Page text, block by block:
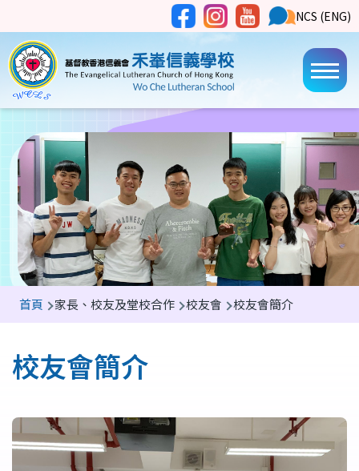
Social
Media
NCS
Button
NCS (ENG)
Main
導
連
結
首頁 家長、校友及堂校合作 校友會 校友會簡介
校友會簡介